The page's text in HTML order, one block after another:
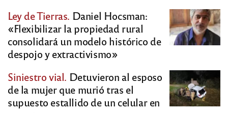
Ley de Tierras. Daniel Hocsman:
«Flexibilizar la propiedad rural
consolidará un modelo histórico de
despojo y extractivismo»
Siniestro vial. Detuvieron al esposo
de la mujer que murió tras el
supuesto estallido de un celular en